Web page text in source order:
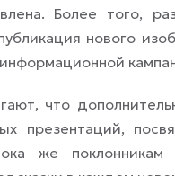
Более того,
нового
что
презентаций,
же поклонникам